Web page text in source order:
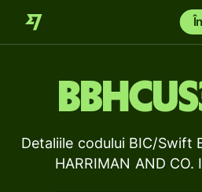
Detaliile codului BIC/Swift
HARRIMAN AND CO.